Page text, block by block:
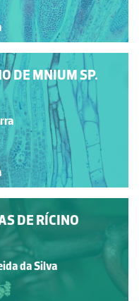
DE MNIUM SP.
DE RÍCINO
da Silva